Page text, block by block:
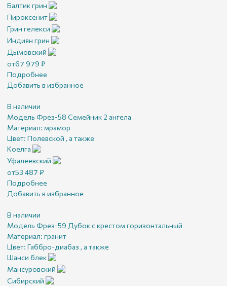
Балтик грин
Пироксенит
Грин гелекси
Индиян грин
Дымовский
от67 979 ₽
Подробнее
Добавить в избранное
В наличии
Модель Фрез-58 Семейник 2 ангела
Материал: мрамор
Цвет: Полевской , а также
Коелга
Уфалеевский
от53 487 ₽
Подробнее
Добавить в избранное
В наличии
Модель Фрез-59 Дубок с крестом горизонтальный
Материал: гранит
Цвет: Габбро-диабаз , а также
Шанси блек
Мансуровский
Сибирский